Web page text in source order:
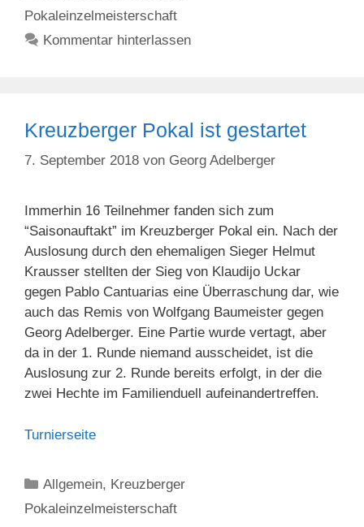
Pokaleinzelmeisterschaft
Kommentar hinterlassen
Kreuzberger Pokal ist gestartet
7. September 2018 von Georg Adelberger
Immerhin 16 Teilnehmer fanden sich zum
“Saisonauftakt” im Kreuzberger Pokal ein. Nach der
Auslosung durch den ehemaligen Sieger Helmut
Krausser stellten der Sieg von Klaudijo Uckar
gegen Pablo Cantuarias eine Überraschung dar, wie
auch das Remis von Wolfgang Baumeister gegen
Georg Adelberger. Eine Partie wurde vertagt, aber
da in der 1. Runde niemand ausscheidet, ist die
Auslosung zur 2. Runde bereits erfolgt, in der die
zwei Hechte im Familienduell aufeinandertreffen.
Turnierseite
Kategorien
Allgemein, Kreuzberger
Pokaleinzelmeisterschaft